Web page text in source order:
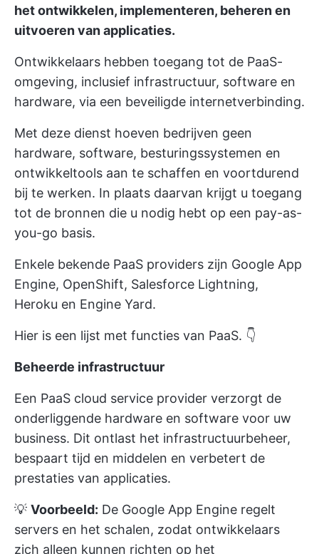
het ontwikkelen, implementeren, beheren en
uitvoeren van applicaties.
Ontwikkelaars hebben toegang tot de PaaS-
omgeving, inclusief infrastructuur, software en
hardware, via een beveiligde internetverbinding.
Met deze dienst hoeven bedrijven geen
hardware, software, besturingssystemen en
ontwikkeltools aan te schaffen en voortdurend
bij te werken. In plaats daarvan krijgt u toegang
tot de bronnen die u nodig hebt op een pay-as-
you-go basis.
Enkele bekende PaaS providers zijn Google App
Engine, OpenShift, Salesforce Lightning,
Heroku en Engine Yard.
Hier is een lijst met functies van PaaS. 👇
Beheerde infrastructuur
Een PaaS cloud service provider verzorgt de
onderliggende hardware en software voor uw
business. Dit ontlast het infrastructuurbeheer,
bespaart tijd en middelen en verbetert de
prestaties van applicaties.
💡 Voorbeeld: De Google App Engine regelt
servers en het schalen, zodat ontwikkelaars
zich alleen kunnen richten op het